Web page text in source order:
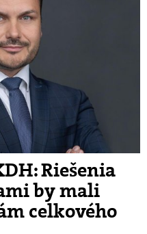
Riešenia
by mali
celkového